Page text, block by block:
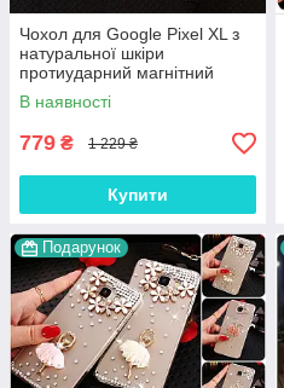
Чохол для Google Pixel XL з
натуральної шкіри
протиударний магнітний
книжка з підставкою "LUXOR"
В наявності
779 ₴ 1 229 ₴
Купити
Подарунок